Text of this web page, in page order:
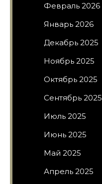
Февраль 2026
Январь 2026
Декабрь 2025
Ноябрь 2025
Октябрь 2025
Сентябрь 2025
Июль 2025
Июнь 2025
Май 2025
Апрель 2025